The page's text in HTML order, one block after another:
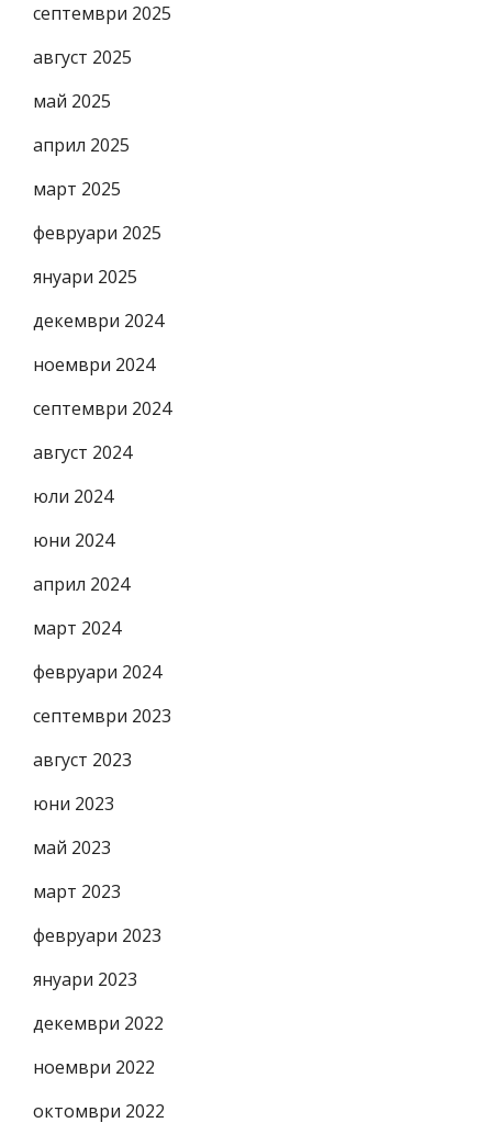
септември 2025
август 2025
май 2025
април 2025
март 2025
февруари 2025
януари 2025
декември 2024
ноември 2024
септември 2024
август 2024
юли 2024
юни 2024
април 2024
март 2024
февруари 2024
септември 2023
август 2023
юни 2023
май 2023
март 2023
февруари 2023
януари 2023
декември 2022
ноември 2022
октомври 2022